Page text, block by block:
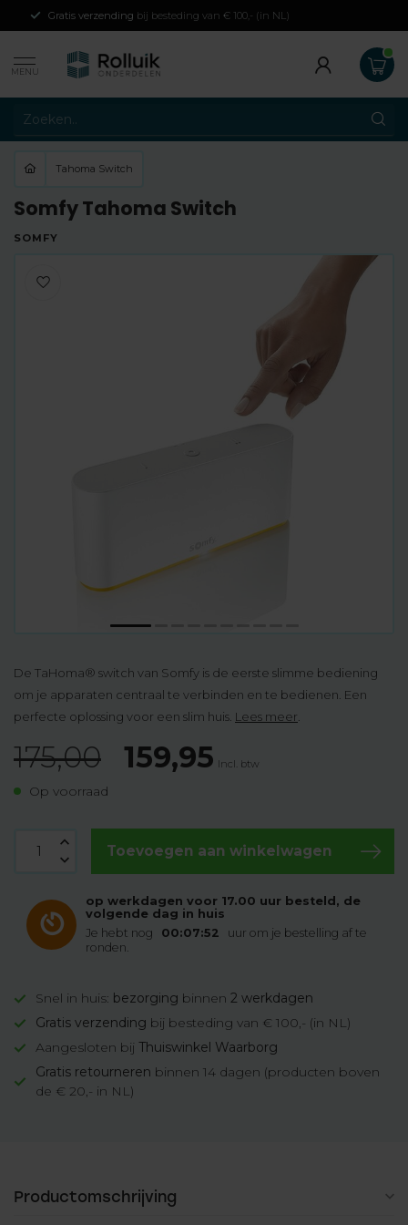
Gratis verzending bij besteding van € 100,- (in NL)
MENU
Tahoma Switch
Somfy Tahoma Switch
SOMFY
De TaHoma® switch van Somfy is de eerste slimme bediening
om je apparaten centraal te verbinden en te bedienen. Een
perfecte oplossing voor een slim huis. Lees meer
175,00 159,95 Incl. btw
Op voorraad
Toevoegen aan winkelwagen
op werkdagen voor 17.00 uur besteld, de
volgende dag in huis
Je hebt nog
00:07:51
uur om je bestelling af te
ronden.
Snel in huis: bezorging binnen 2 werkdagen
Gratis verzending bij besteding van € 100,- (in NL)
Aangesloten bij Thuiswinkel Waarborg
Gratis retourneren binnen 14 dagen (producten boven
de € 20,- in NL)
Productomschrijving